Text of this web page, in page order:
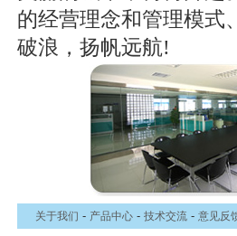
的经营理念和管理模式
破浪，扬帆远航!
关于我们 - 产品中心 - 技术交流 - 意见反